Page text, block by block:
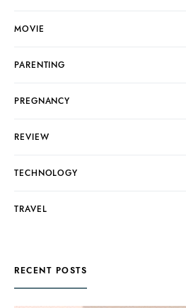
MOVIE
PARENTING
PREGNANCY
REVIEW
TECHNOLOGY
TRAVEL
RECENT POSTS